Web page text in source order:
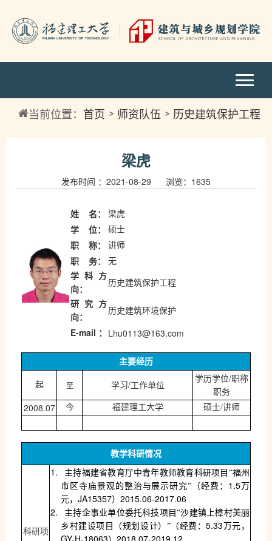
当前位置： 首页 师资队伍
历史建筑保护工程
梁虎
发布时间 ：2021-08-29 浏览： 1635
姓 名：
梁虎
学
位：
硕士
职
称：
讲师
职
务：
无
学科方
向：
历史建筑保护工程
研究方
向：
历史建筑环境保护
E-mail ： Lhu0113@163.com
主要经历
起 至 学习/工作单位
学历学位/职称
职务
2008.07 今 福建理工大学 硕士/讲师
教学科研情况
科研项
1.
主持福建省教育厅中青年教师教育科研项目“福州
市区寺庙景观的整治与展示研究”（经费： 1.5 万
元， JA15357） 2015.06-2017.06
2.
主持企事业单位委托科技项目“沙建镇上樟村美丽
乡村建设项目（规划设计） ”（经费：5.33 万元，